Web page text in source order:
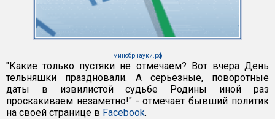
минобрнауки.рф
"Какие только пустяки не отмечаем? Вот вчера День
тельняшки праздновали. А серьезные, поворотные
даты в извилистой судьбе Родины иной раз
проскакиваем незаметно!" - отмечает бывший политик
на своей странице в Facebook.